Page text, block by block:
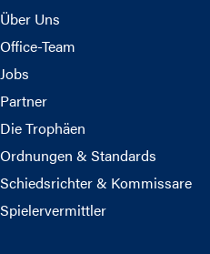
Über Uns
Office-Team
Jobs
Partner
Die Trophäen
Ordnungen & Standards
Schiedsrichter & Kommissare
Spielervermittler